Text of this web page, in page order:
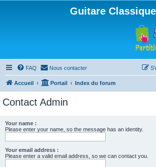
Guitare Classique
FAQ Nous contacter
Accueil Portail Index du forum
Contact Admin
Your name :
Please enter your name, so the message has an identity.
Your email address :
Please enter a valid email address, so we can contact you.